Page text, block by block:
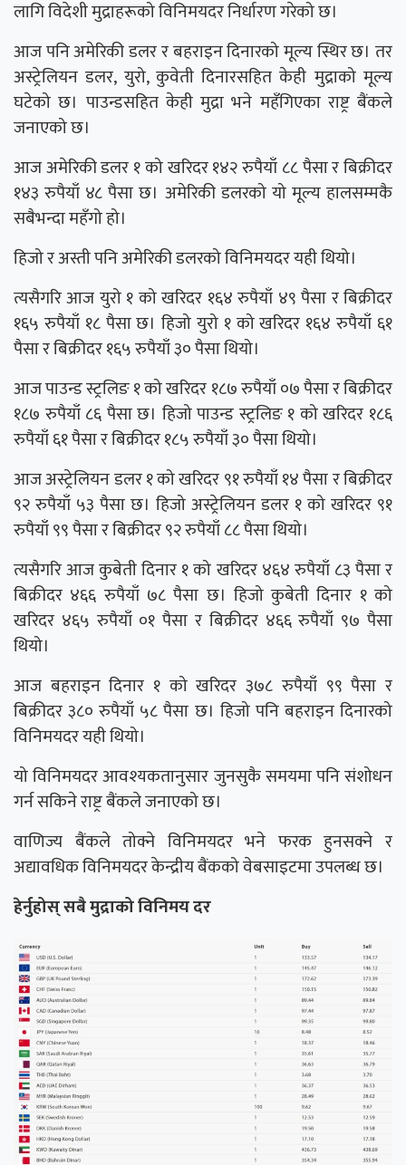
लागि विदेशी मुद्राहरूको विनिमयदर निर्धारण गरेको छ।
आज पनि अमेरिकी डलर र बहराइन दिनारको मूल्य स्थिर छ। तर
अस्ट्रेलियन डलर, युरो, कुवेती दिनारसहित केही मुद्राको मूल्य
घटेको छ। पाउन्डसहित केही मुद्रा भने महँगिएका राष्ट्र बैंकले
जनाएको छ।
आज अमेरिकी डलर १ को खरिदर १४२ रुपैयाँ ८८ पैसा र बिक्रीदर
१४३ रुपैयाँ ४८ पैसा छ। अमेरिकी डलरको यो मूल्य हालसम्मकै
सबैभन्दा महँगो हो।
हिजो र अस्ती पनि अमेरिकी डलरको विनिमयदर यही थियो।
त्यसैगरि आज युरो १ को खरिदर १६४ रुपैयाँ ४९ पैसा र बिक्रीदर
१६५ रुपैयाँ १८ पैसा छ। हिजो युरो १ को खरिदर १६४ रुपैयाँ ६१
पैसा र बिक्रीदर १६५ रुपैयाँ ३० पैसा थियो।
आज पाउन्ड स्ट्रलिङ १ को खरिदर १८७ रुपैयाँ ०७ पैसा र बिक्रीदर
१८७ रुपैयाँ ८६ पैसा छ। हिजो पाउन्ड स्ट्रलिङ १ को खरिदर १८६
रुपैयाँ ६१ पैसा र बिक्रीदर १८५ रुपैयाँ ३० पैसा थियो।
आज अस्ट्रेलियन डलर १ को खरिदर ९१ रुपैयाँ १४ पैसा र बिक्रीदर
९२ रुपैयाँ ५३ पैसा छ। हिजो अस्ट्रेलियन डलर १ को खरिदर ९१
रुपैयाँ ९९ पैसा र बिक्रीदर ९२ रुपैयाँ ८८ पैसा थियो।
त्यसैगरि आज कुबेती दिनार १ को खरिदर ४६४ रुपैयाँ ८३ पैसा र
बिक्रीदर ४६६ रुपैयाँ ७८ पैसा छ। हिजो कुबेती दिनार १ को
खरिदर ४६५ रुपैयाँ ०१ पैसा र बिक्रीदर ४६६ रुपैयाँ ९७ पैसा
थियो।
आज बहराइन दिनार १ को खरिदर ३७८ रुपैयाँ ९९ पैसा र
बिक्रीदर ३८० रुपैयाँ ५८ पैसा छ। हिजो पनि बहराइन दिनारको
विनिमयदर यही थियो।
यो विनिमयदर आवश्यकतानुसार जुनसुकै समयमा पनि संशोधन
गर्न सकिने राष्ट्र बैंकले जनाएको छ।
वाणिज्य बैंकले तोक्ने विनिमयदर भने फरक हुनसक्ने र
अद्यावधिक विनिमयदर केन्द्रीय बैंकको वेबसाइटमा उपलब्ध छ।
हेर्नुहोस् सबै मुद्राको विनिमय दर